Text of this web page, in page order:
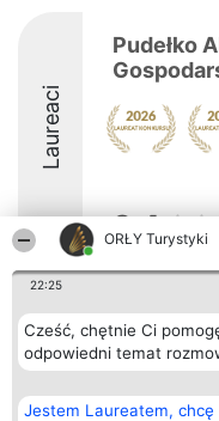
ORŁY Turystyki
22:25
Cześć, chętnie Ci
odpowiedni temat
Jestem Laureatem, chcę
Laureaci
Pudełko
8.4
Organizator plebiscytu
Bright Side Solutions sp. z o.
o. sp. k.
ul. Ruska 22
KRS 0000749100 | Regon
381313360 | NIP 8943132676